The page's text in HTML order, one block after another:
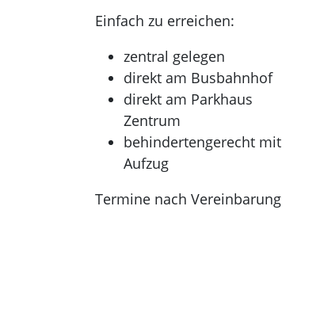
Einfach zu erreichen:
zentral gelegen
direkt am Busbahnhof
direkt am Parkhaus
Zentrum
behindertengerecht mit
Aufzug
Termine nach Vereinbarung